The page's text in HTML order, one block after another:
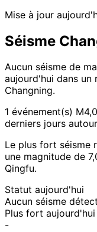
Mise à jour
Séisme
Aucun séisme de
aujourd'hui dans un
Changning.
1 événement(s)
derniers jours
Le plus fort séisme
une magnitude de
Qingfu.
Statut aujourd'hui
Aucun séisme
Plus fort aujourd'hui
-